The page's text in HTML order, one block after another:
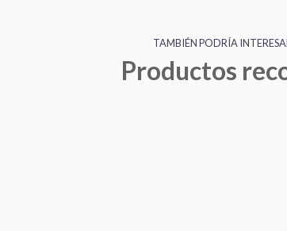
TAMBIÉN PODRÍA
Productos